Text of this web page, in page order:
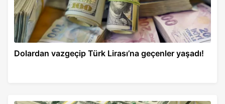
Dolardan vazgeçip Türk Lirası’na geçenler yaşadı!